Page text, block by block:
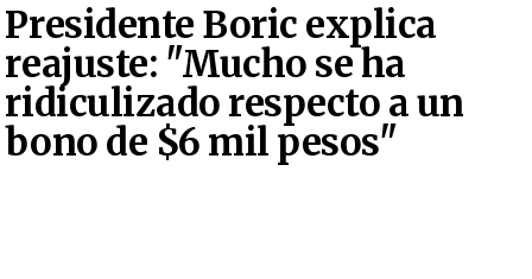
Presidente Boric explica
reajuste: "Mucho se ha
ridiculizado respecto a un
bono de $6 mil pesos"